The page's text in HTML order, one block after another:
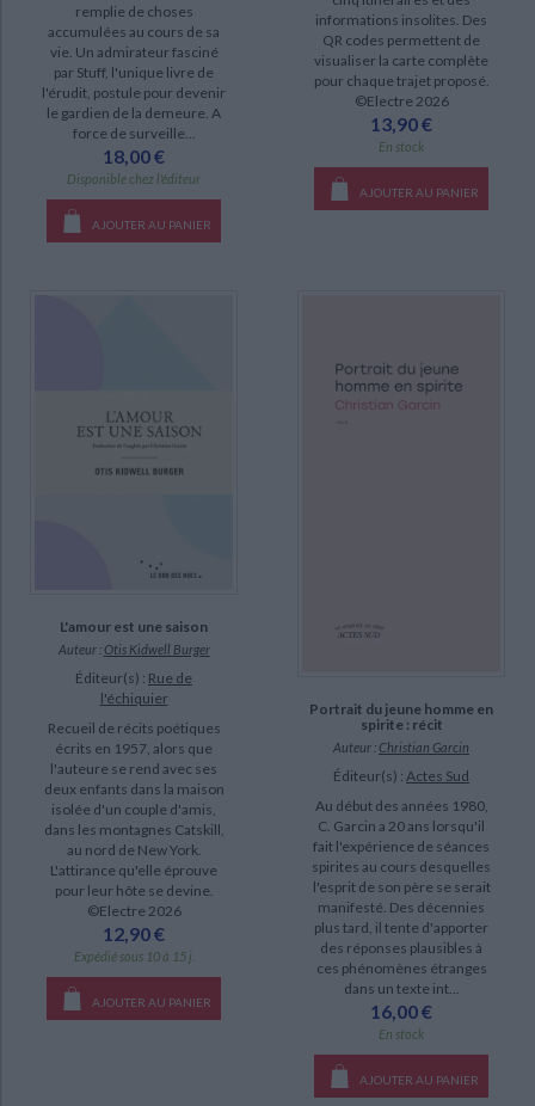
Intégrale des nouvelles (3)
Nouvelles intégrales (3)
Marseille(s) (1)
DISPONIBILITÉ
disponible (103)
remplie de choses
accumulées au cours de sa
vie. Un admirateur fasciné
par Stuff, l'unique livre de
l'érudit, postule pour devenir
le gardien de la demeure. A
force de surveille...
18,00 €
Disponible chez l'éditeur
AJOUTER AU PANIER
informations insolites. Des
QR codes permettent de
visualiser la carte complète
pour chaque trajet proposé.
©Electre 2026
13,90 €
En stock
AJOUTER AU PANIER
L'amour est une saison
Auteur : Otis Kidwell Burger
Éditeur(s) : Rue de
l'échiquier
Recueil de récits poétiques
écrits en 1957, alors que
l'auteure se rend avec ses
deux enfants dans la maison
isolée d'un couple d'amis,
dans les montagnes Catskill,
au nord de New York.
L'attirance qu'elle éprouve
pour leur hôte se devine.
©Electre 2026
12,90 €
Expédié sous 10 à 15 j.
AJOUTER AU PANIER
Portrait du jeune homme en
spirite : récit
Auteur : Christian Garcin
Éditeur(s) : Actes Sud
Au début des années 1980,
C. Garcin a 20 ans lorsqu'il
fait l'expérience de séances
spirites au cours desquelles
l'esprit de son père se serait
manifesté. Des décennies
plus tard, il tente d'apporter
des réponses plausibles à
ces phénomènes étranges
dans un texte int...
16,00 €
En stock
AJOUTER AU PANIER